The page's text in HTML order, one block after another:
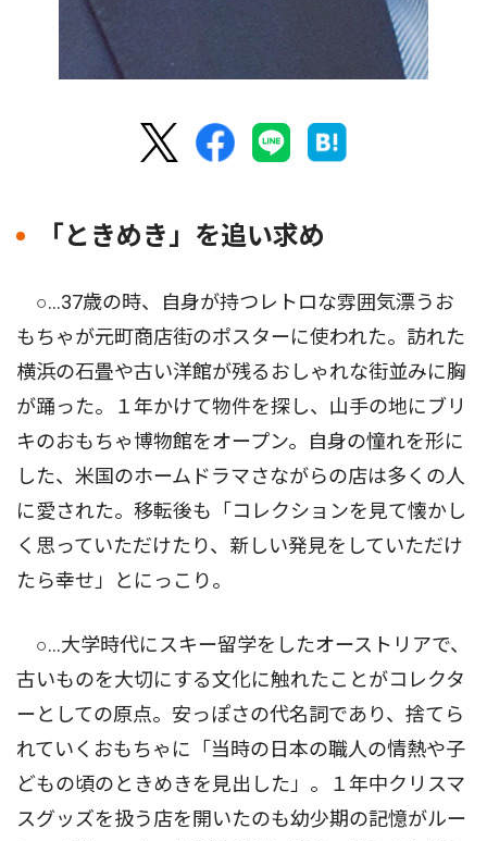
「ときめき」を追い求め
○…37歳の時、自身が持つレトロな雰囲気漂うお
もちゃが元町商店街のポスターに使われた。訪れた
横浜の石畳や古い洋館が残るおしゃれな街並みに胸
が踊った。１年かけて物件を探し、山手の地にブリ
キのおもちゃ博物館をオープン。自身の憧れを形に
した、米国のホームドラマさながらの店は多くの人
に愛された。移転後も「コレクションを見て懐かし
く思っていただけたり、新しい発見をしていただけ
たら幸せ」とにっこり。
○…大学時代にスキー留学をしたオーストリアで、
古いものを大切にする文化に触れたことがコレクタ
ーとしての原点。安っぽさの代名詞であり、捨てら
れていくおもちゃに「当時の日本の職人の情熱や子
どもの頃のときめきを見出した」。１年中クリスマ
スグッズを扱う店を開いたのも幼少期の記憶がルー